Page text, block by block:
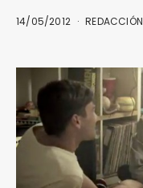
14/05/2012 REDACCIÓN